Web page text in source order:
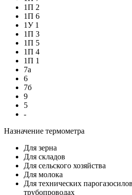
1П 2
1П 6
1У 1
1П 3
1П 5
1П 4
1П 1
7а
6
7б
9
5
-
Назначение термометра
Для зерна
Для складов
Для сельского хозяйства
Для молока
Для технических
трубопроводах